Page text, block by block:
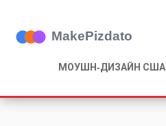
МОУШН‑ДИЗАЙН США